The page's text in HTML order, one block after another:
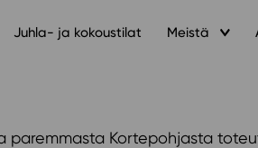
Juhla- ja kokoustilat Meistä
Kortepohjasta